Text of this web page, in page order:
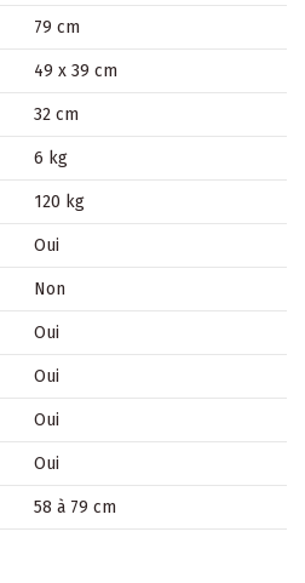
79 cm
49 x 39 cm
32 cm
6 kg
120 kg
Oui
Non
Oui
Oui
Oui
Oui
58 à 79 cm